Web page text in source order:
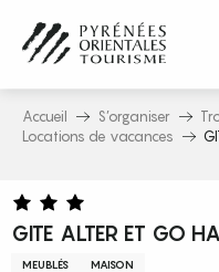
contenu
principal
Accueil S’organiser
Locations de vacances
GITE ALTER ET GO
MEUBLÉS MAISON